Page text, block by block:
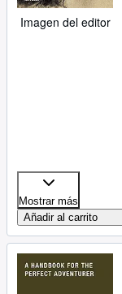
Imagen del editor
Mostrar más
Añadir al carrito